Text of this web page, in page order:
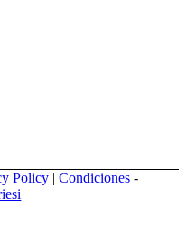
Policy |Condiciones -